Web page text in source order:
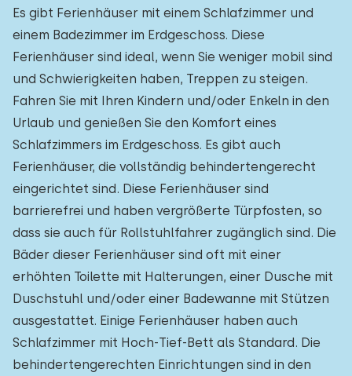
Es gibt Ferienhäuser mit einem Schlafzimmer und
einem Badezimmer im Erdgeschoss. Diese
Ferienhäuser sind ideal, wenn Sie weniger mobil sind
und Schwierigkeiten haben, Treppen zu steigen.
Fahren Sie mit Ihren Kindern und/oder Enkeln in den
Urlaub und genießen Sie den Komfort eines
Schlafzimmers im Erdgeschoss. Es gibt auch
Ferienhäuser, die vollständig behindertengerecht
eingerichtet sind. Diese Ferienhäuser sind
barrierefrei und haben vergrößerte Türpfosten, so
dass sie auch für Rollstuhlfahrer zugänglich sind. Die
Bäder dieser Ferienhäuser sind oft mit einer
erhöhten Toilette mit Halterungen, einer Dusche mit
Duschstuhl und/oder einer Badewanne mit Stützen
ausgestattet. Einige Ferienhäuser haben auch
Schlafzimmer mit Hoch-Tief-Bett als Standard. Die
behindertengerechten Einrichtungen sind in den